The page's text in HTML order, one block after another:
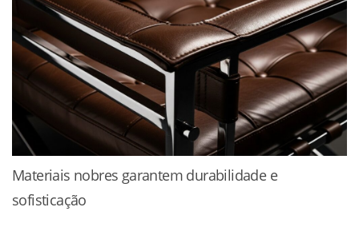
Materiais nobres garantem durabilidade e
sofisticação